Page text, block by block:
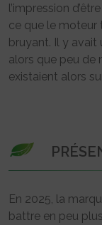
l’impression
ce que le moteur
bruyant. Il y avait
alors que peu de
existaient alors
En 2025, la
battre en peu